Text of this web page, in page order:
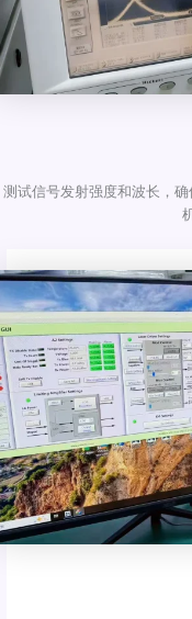
测试信号发射强度和波长，